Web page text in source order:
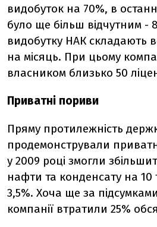
видобуток на 70%, в
було ще більш відчутним -
видобутку НАК складають
на місяць. При цьому
власником близько 50
Приватні пориви
Пряму протилежність
продемонстрували
у 2009 році змогли
нафти та конденсату на 10
3,5%. Хоча ще за
компанії втратили 25%